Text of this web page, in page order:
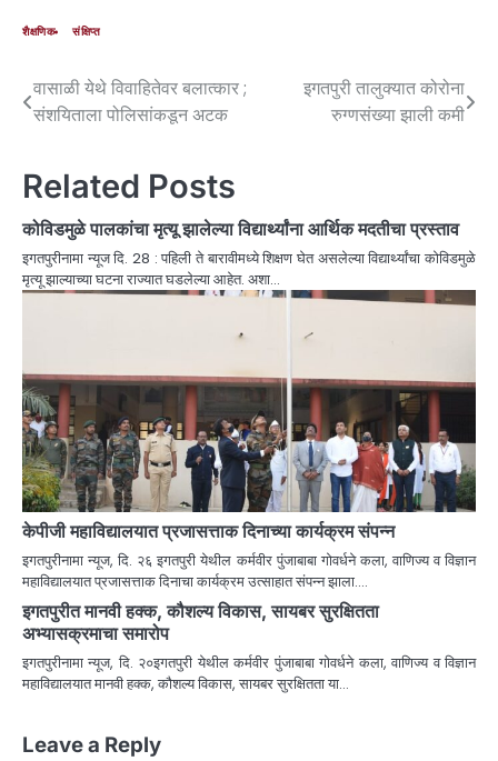
शैक्षणिक संक्षिप्त
वासाळी येथे विवाहितेवर बलात्कार ;
संशयिताला पोलिसांकडून अटक
इगतपुरी तालुक्यात कोरोना
रुग्णसंख्या झाली कमी
Related Posts
कोविडमुळे पालकांचा मृत्यू झालेल्या विद्यार्थ्यांना आर्थिक मदतीचा प्रस्ताव
इगतपुरीनामा न्यूज दि. 28 : पहिली ते बारावीमध्ये शिक्षण घेत असलेल्या विद्यार्थ्यांचा कोविडमुळे
मृत्यू झाल्याच्या घटना राज्यात घडलेल्या आहेत. अशा…
केपीजी महाविद्यालयात प्रजासत्ताक दिनाच्या कार्यक्रम संपन्न
इगतपुरीनामा न्यूज, दि. २६ इगतपुरी येथील कर्मवीर पुंजाबाबा गोवर्धने कला, वाणिज्य व विज्ञान
महाविद्यालयात प्रजासत्ताक दिनाचा कार्यक्रम उत्साहात संपन्न झाला.…
इगतपुरीत मानवी हक्क, कौशल्य विकास, सायबर सुरक्षितता
अभ्यासक्रमाचा समारोप
इगतपुरीनामा न्यूज, दि. २०इगतपुरी येथील कर्मवीर पुंजाबाबा गोवर्धने कला, वाणिज्य व विज्ञान
महाविद्यालयात मानवी हक्क, कौशल्य विकास, सायबर सुरक्षितता या…
Leave a Reply